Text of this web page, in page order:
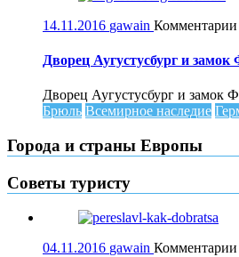
14.11.2016 gawain Комментарии
и
Дворец Аугустусбург и
Дворец Аугустусбург и замок
Брюль Всемирное наследие
Города и страны Европы
Советы туристу
04.11.2016 gawain Комментарии